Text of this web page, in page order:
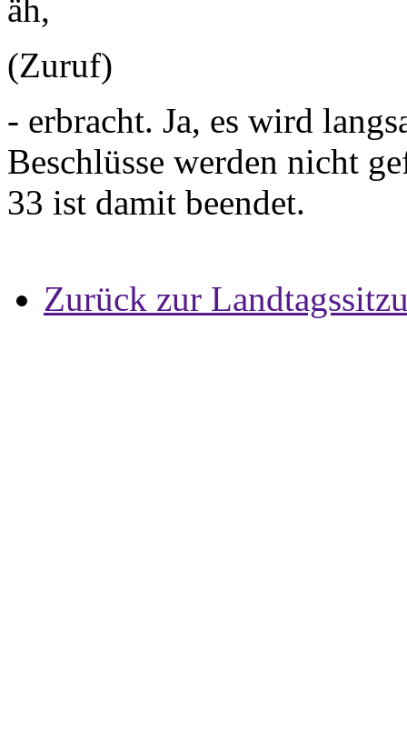
äh,
(Zuruf)
- erbracht. Ja, es wird
Beschlüsse werden nicht
33 ist damit beendet.
Zurück zur